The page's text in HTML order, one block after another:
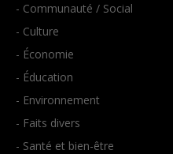
- Communauté / Social
- Culture
- Économie
- Éducation
- Environnement
- Faits divers
- Santé et bien-être